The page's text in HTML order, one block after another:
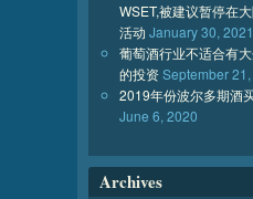
WSET,被建议暂停在
活动 January 30, 2021
葡萄酒行业不适合有
的投资September
2019年份波尔多期酒
June 6, 2020
Archives